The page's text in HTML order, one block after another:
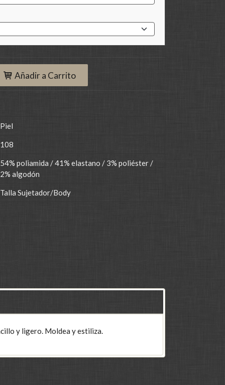
Añadir a Carrito
Piel
108
54% poliamida / 41% elastano / 3% poliéster /
2% algodón
Talla Sujetador/Body
y ligero. Moldea y estiliza.